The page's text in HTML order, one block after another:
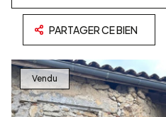
PARTAGER CE BIEN
Vendu